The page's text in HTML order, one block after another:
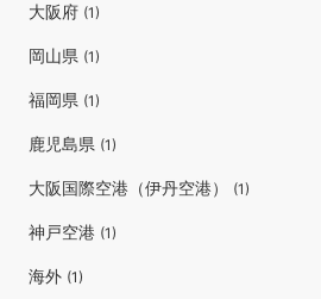
大阪府 (1)
岡山県 (1)
福岡県 (1)
鹿児島県 (1)
大阪国際空港（伊丹空港） (1)
神戸空港 (1)
海外 (1)